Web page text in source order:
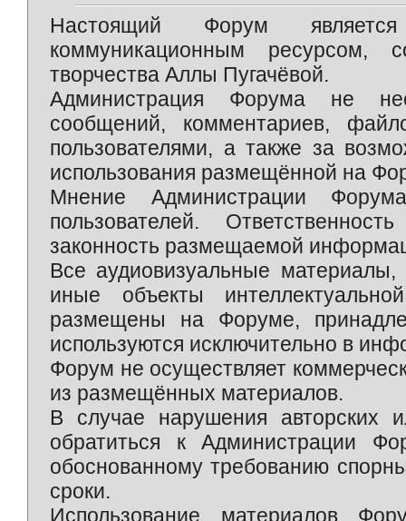
Настоящий Форум является
коммуникационным ресурсом,
творчества Аллы Пугачёвой.
Администрация Форума не
сообщений, комментариев,
пользователями, а также за
использования размещённой на
Мнение Администрации
пользователей.
законность размещаемой
Все аудиовизуальные
иные объекты
размещены на Форуме,
используются исключительно в
Форум не осуществляет
из размещённых материалов.
В случае нарушения авторских
обратиться к Администрации
обоснованному требованию
сроки.
Использование материалов